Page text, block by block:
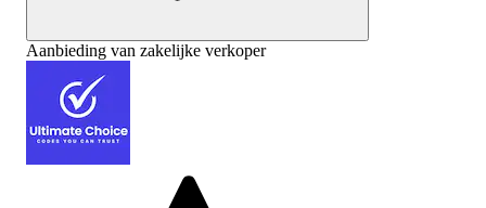
Aanbieding van zakelijke verkoper